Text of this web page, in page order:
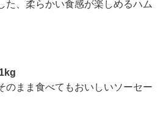
た、柔らかい食感が楽しめるハム
のまま食べてもおいしいソーセー